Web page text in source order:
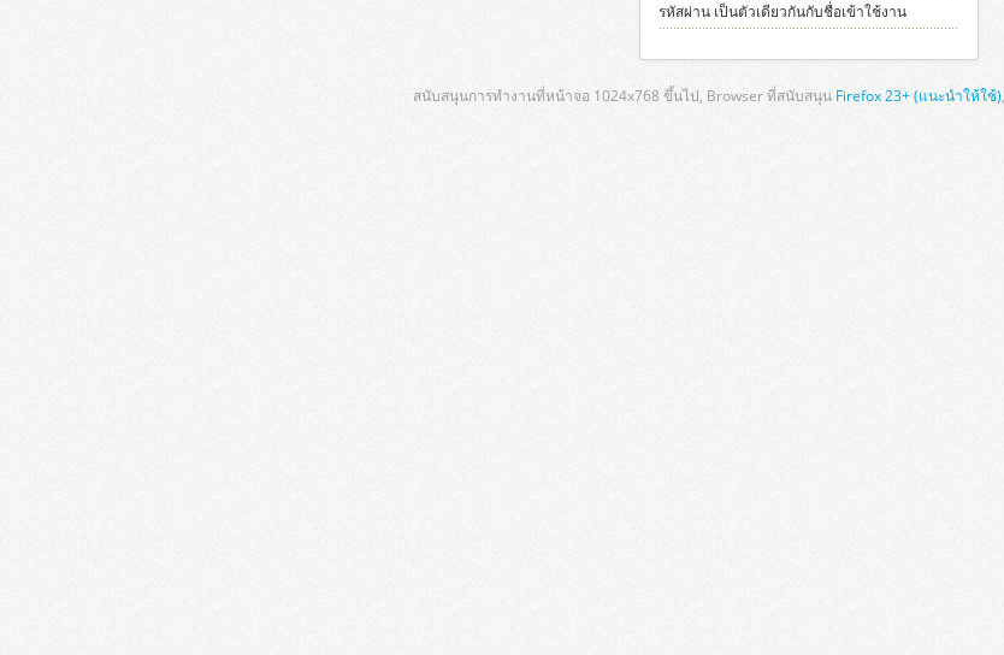
รหัสผ่าน เป็นตัวเดียวกันกับชื่อเข้าใช้งาน
สนับสนุนการทำงานที่หน้าจอ 1024x768 ขึ้นไป, Browser ที่สนับสนุน Firefox 23+ (แนะนำให้ใช้)